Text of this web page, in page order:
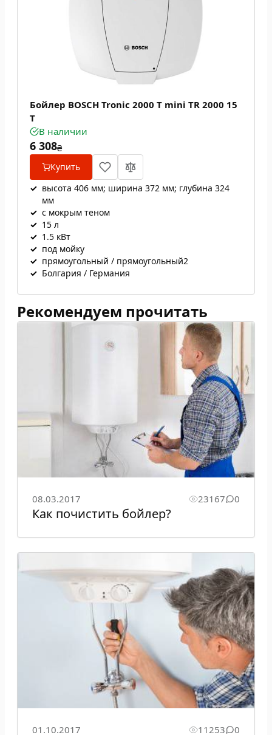
Бойлер BOSCH Tronic 2000 T mini TR 2000 15
T
В наличии
6 308₴
Купить
✓ высота 406 мм; ширина 372 мм; глубина 324
мм
✓ с мокрым теном
✓ 15 л
✓ 1.5 кВт
✓ под мойку
✓ прямоугольный / прямоугольный2
✓ Болгария / Германия
Рекомендуем прочитать
08.03.2017 23167 0
Как почистить бойлер?
01.10.2017 11253 0